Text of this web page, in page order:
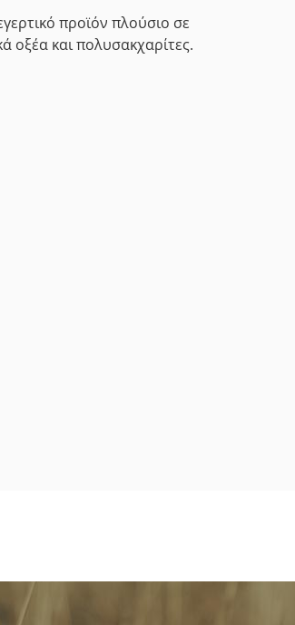
προϊόν πλούσιο σε
οξέα και πολυσακχαρίτες.